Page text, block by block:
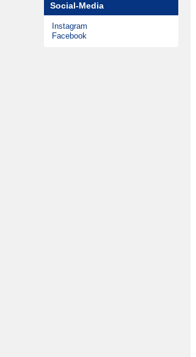
Social-Media
Instagram
Facebook